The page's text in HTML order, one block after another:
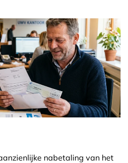
nabetaling van het